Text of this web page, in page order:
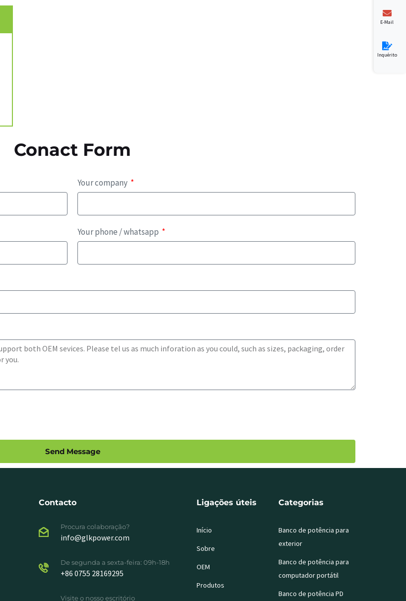
Conact Form
Your company
Your phone / whatsapp
Send Message
Contacto
Procura colaboração?
info@glkpower.com
De segunda a sexta-feira: 09h-18h
+86 0755 28169295
Visite o nosso escritório
Ligações úteis
Início
Sobre
OEM
Produtos
Categorias
Banco de potência para
exterior
Banco de potência para
computador portátil
Banco de potência PD
E-Mail
Inquérito